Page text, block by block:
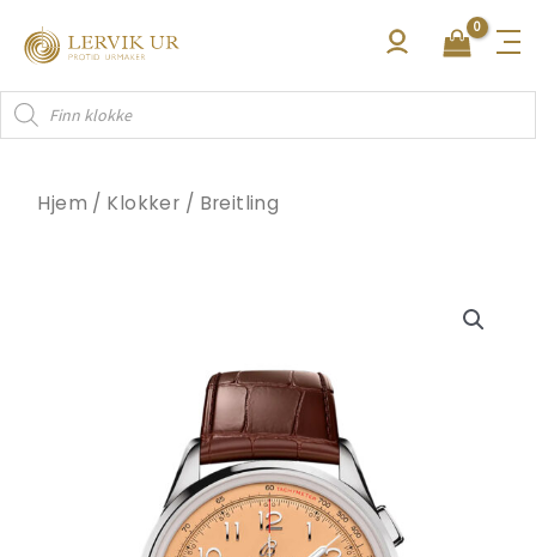
rett
innholdet
Products
search
Hjem / Klokker / Breitling